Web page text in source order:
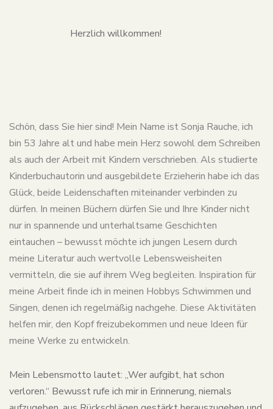
Herzlich willkommen!
Schön, dass Sie hier sind! Mein Name ist Sonja Rauche, ich
bin 53 Jahre alt und habe mein Herz sowohl dem Schreiben
als auch der Arbeit mit Kindern verschrieben. Als studierte
Kinderbuchautorin und ausgebildete Erzieherin habe ich das
Glück, beide Leidenschaften miteinander verbinden zu
dürfen. In meinen Büchern dürfen Sie und Ihre Kinder nicht
nur in spannende und unterhaltsame Geschichten
eintauchen – bewusst möchte ich jungen Lesern durch
meine Literatur auch wertvolle Lebensweisheiten
vermitteln, die sie auf ihrem Weg begleiten. Inspiration für
meine Arbeit finde ich in meinen Hobbys Schwimmen und
Singen, denen ich regelmäßig nachgehe. Diese Aktivitäten
helfen mir, den Kopf freizubekommen und neue Ideen für
meine Werke zu entwickeln.
Mein Lebensmotto lautet: „Wer aufgibt, hat schon
verloren.“ Bewusst rufe ich mir in Erinnerung, niemals